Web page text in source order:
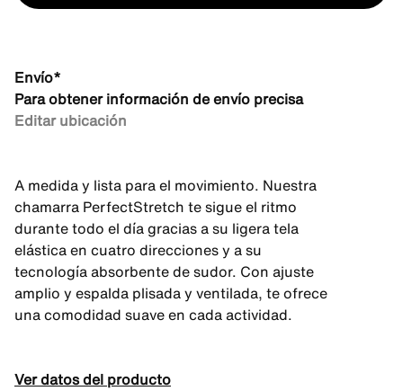
Envío*
Para obtener información de envío precisa
Editar ubicación
A medida y lista para el movimiento. Nuestra
chamarra PerfectStretch te sigue el ritmo
durante todo el día gracias a su ligera tela
elástica en cuatro direcciones y a su
tecnología absorbente de sudor. Con ajuste
amplio y espalda plisada y ventilada, te ofrece
una comodidad suave en cada actividad.
Ver datos del producto